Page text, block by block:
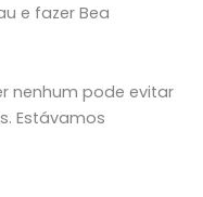
e fazer Bea
nenhum pode evitar
Estávamos